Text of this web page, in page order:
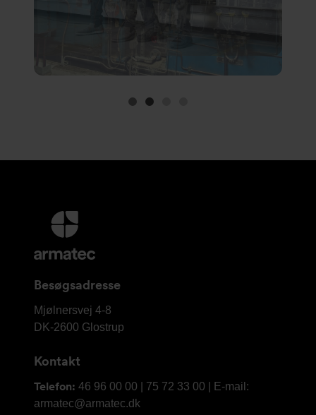
ImageImage
(is
Yderligere
information
og
Besøgsadresse
Armatec
A/S
Mjølnersvej 4-8
DK-2600 Glostrup
Kontakt
Telefon: 46 96 00 00 | 75 72 33 00 | E-mail:
armatec@armatec.dk